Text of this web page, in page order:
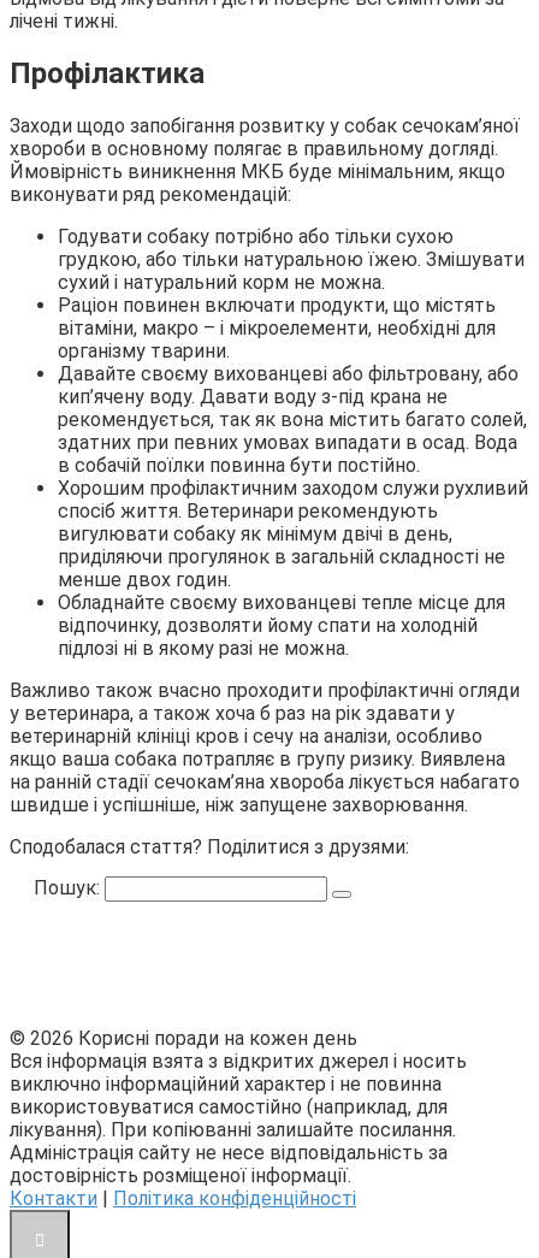
лічені тижні.
Профілактика
Заходи щодо запобігання розвитку у собак сечокам’яної
хвороби в основному полягає в правильному догляді.
Ймовірність виникнення МКБ буде мінімальним, якщо
виконувати ряд рекомендацій:
Годувати собаку потрібно або тільки сухою
грудкою, або тільки натуральною їжею. Змішувати
сухий і натуральний корм не можна.
Раціон повинен включати продукти, що містять
вітаміни, макро – і мікроелементи, необхідні для
організму тварини.
Давайте своєму вихованцеві або фільтровану, або
кип’ячену воду. Давати воду з-під крана не
рекомендується, так як вона містить багато солей,
здатних при певних умовах випадати в осад. Вода
в собачій поїлки повинна бути постійно.
Хорошим профілактичним заходом служи рухливий
спосіб життя. Ветеринари рекомендують
вигулювати собаку як мінімум двічі в день,
приділяючи прогулянок в загальній складності не
менше двох годин.
Обладнайте своєму вихованцеві тепле місце для
відпочинку, дозволяти йому спати на холодній
підлозі ні в якому разі не можна.
Важливо також вчасно проходити профілактичні огляди
у ветеринара, а також хоча б раз на рік здавати у
ветеринарній клініці кров і сечу на аналізи, особливо
якщо ваша собака потрапляє в групу ризику. Виявлена
на ранній стадії сечокам’яна хвороба лікується набагато
швидше і успішніше, ніж запущене захворювання.
Сподобалася стаття? Поділитися з друзями:
Пошук:
© 2026 Корисні поради на кожен день
Вся інформація взята з відкритих джерел і носить
виключно інформаційний характер і не повинна
використовуватися самостійно (наприклад, для
лікування). При копіюванні залишайте посилання.
Адміністрація сайту не несе відповідальність за
достовірність розміщеної інформації.
Контакти | Політика конфіденційності